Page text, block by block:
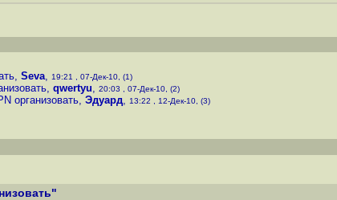
, Seva, 19:21 , 07-Дек-10, (1)
, qwertyu, 20:03 , 07-Дек-10, (2)
организовать, Эдуард, 13:22 , 12-Дек-10, (3)